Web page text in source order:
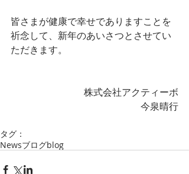
皆さまが健康で幸せでありますことを
祈念して、新年のあいさつとさせてい
ただきます。
株式会社アクティーボ
今泉晴行
タグ：
Newsブログblog